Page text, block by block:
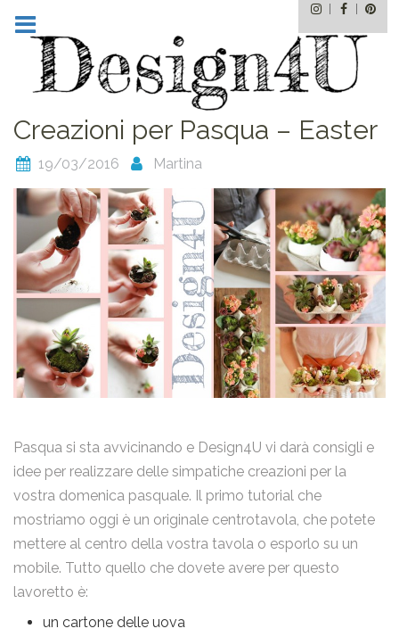
to
content
Instagram
Creazioni per Pasqua – Easter
19/03/2016 Martina
Pasqua si sta avvicinando e Design4U vi darà consigli e
idee per realizzare delle simpatiche creazioni per la
vostra domenica pasquale. Il primo tutorial che
mostriamo oggi è un originale centrotavola, che potete
mettere al centro della vostra tavola o esporlo su un
mobile. Tutto quello che dovete avere per questo
lavoretto è:
un cartone delle uova